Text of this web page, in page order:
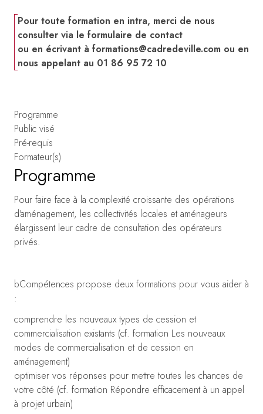
Pour toute formation en intra, merci de nous
consulter via le formulaire de contact
ou en écrivant à formations@cadredeville.com ou en
nous appelant au 01 86 95 72 10
Programme
Public visé
Pré-requis
Formateur(s)
Programme
Pour faire face à la complexité croissante des opérations
d'aménagement, les collectivités locales et aménageurs
élargissent leur cadre de consultation des opérateurs
privés.
bCompétences propose deux formations pour vous aider à
:
comprendre les nouveaux types de cession et
commercialisation existants (cf. formation Les nouveaux
modes de commercialisation et de cession en
aménagement)
optimiser vos réponses pour mettre toutes les chances de
votre côté (cf. formation Répondre efficacement à un appel
à projet urbain)